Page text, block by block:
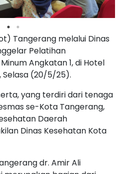
Tangerang melalui Dinas
Pelatihan
Angkatan 1, di Hotel
Selasa (20/5/25).
yang terdiri dari tenaga
se-Kota Tangerang,
Daerah
Dinas Kesehatan Kota
dr. Amir Ali